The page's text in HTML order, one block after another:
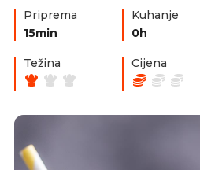
Priprema
15min
Kuhanje
0h
Težina Cijena